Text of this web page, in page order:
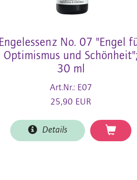
Engelessenz No. 07 "Engel
Optimismus und Schönheit";
30 ml
Art.Nr.: E07
25,90 EUR
Details